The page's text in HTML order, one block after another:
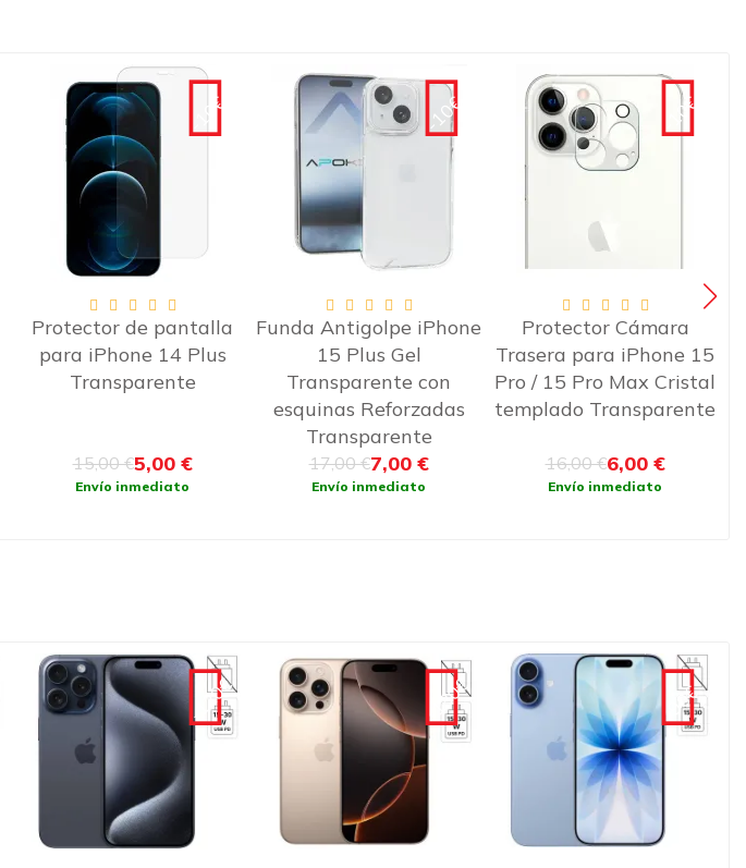
-10€
Funda Antigolpe iPhone
15 Plus Gel
Transparente con
17,00 €7,00 €
Envío inmediato
-10€
Protector Cámara
Trasera para iPhone 15
Pro / 15 Pro Max Cristal
templado Transparente
16,00 €6,00 €
Envío inmediato
Funda suave de silicona
iPhone X/XS Turquesa
9,99 €
Envío inmediato
-130€ -90€ -50€